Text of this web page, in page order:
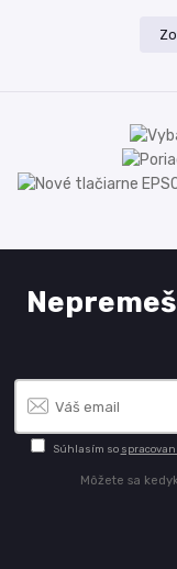
Súhlasím so
Môžete sa